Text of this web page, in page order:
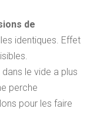
de
identiques. Effet
dans le vide a plus
perche
pour les faire